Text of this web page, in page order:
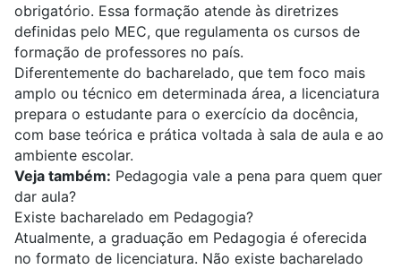
obrigatório. Essa formação atende às diretrizes
definidas pelo MEC, que regulamenta os cursos de
formação de professores no país.
Diferentemente do bacharelado, que tem foco mais
amplo ou técnico em determinada área, a licenciatura
prepara o estudante para o exercício da docência,
com base teórica e prática voltada à sala de aula e ao
ambiente escolar.
Veja também: Pedagogia vale a pena para quem quer
dar aula?
Existe bacharelado em Pedagogia?
Atualmente, a graduação em Pedagogia é oferecida
no formato de licenciatura. Não existe bacharelado